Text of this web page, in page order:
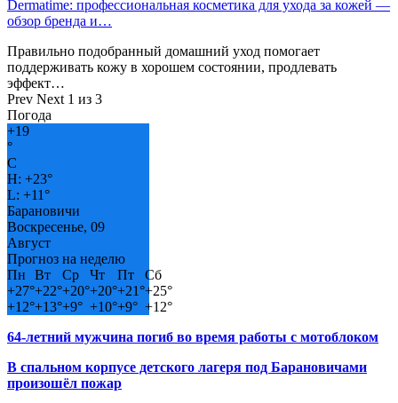
Dermatime: профессиональная косметика для ухода за кожей —
обзор бренда и…
Правильно подобранный домашний уход помогает
поддерживать кожу в хорошем состоянии, продлевать
эффект…
Prev Next 1 из 3
Погода
+19
°
C
H: +23°
L: +11°
Барановичи
Воскресенье, 09
Август
Прогноз на неделю
Пн
Вт Ср Чт Пт
Сб
+27°+22°+20°+20°+21°+25°
+12°+13°+9° +10°+9° +12°
64-летний мужчина погиб во время работы с мотоблоком
В спальном корпусе детского лагеря под Барановичами
произошёл пожар